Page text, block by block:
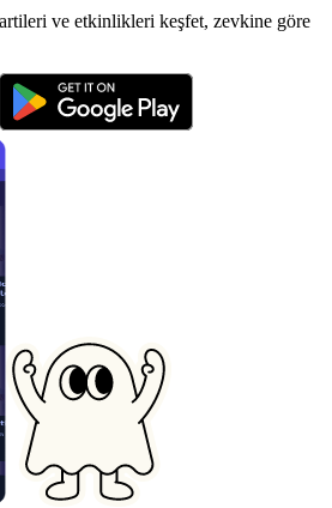
ve etkinlikleri keşfet, zevkine göre